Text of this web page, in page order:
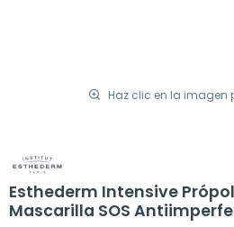
Haz clic en la
Esthederm Intensive
Mascarilla SOS